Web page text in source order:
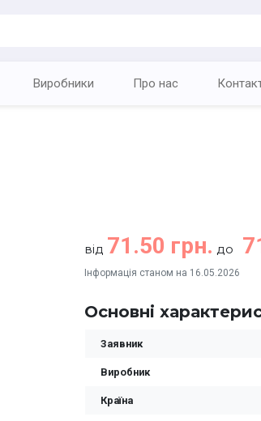
Виробники Про нас
від 71.50 грн. до
Інформація станом на 16.05.2026
Основні
Заявник
Виробник
Країна